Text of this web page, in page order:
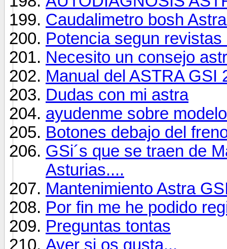
Caudalimetro bosh
Potencia segun
Necesito un consejo
Manual del ASTRA GSI
Dudas con mi astra
ayudenme sobre
Botones debajo del
GSi´s que se traen de
Asturias....
Mantenimiento Astra
Por fin me he podido
Preguntas tontas
Aver si os gusta...